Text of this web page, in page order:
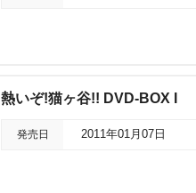
熱いぞ!猫ヶ谷!! DVD-BOX I
発売日 2011年01月07日